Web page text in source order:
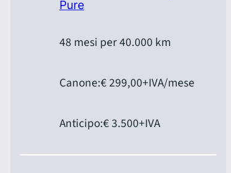
Pure
48 mesi per 40.000 km
Canone:€ 299,00+IVA/mese
Anticipo:€ 3.500+IVA